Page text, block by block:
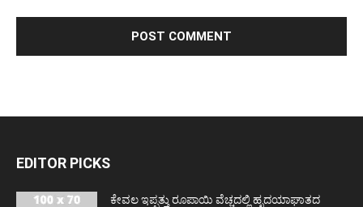
EDITOR PICKS
ಕೇವಲ ಇಪ್ಪತ್ತು ರೂಪಾಯಿ ವೆಚ್ಚದಲ್ಲಿ ಹೃದಯಾಘಾತದ